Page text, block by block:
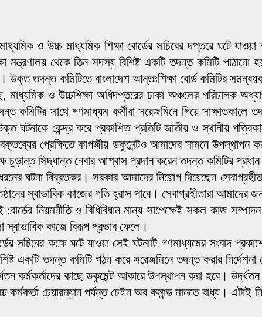
ও উচ্চ মাধ্যমিক শিক্ষা বোর্ডের সচিবের দপ্তরে ঘটে
মন্ত্রণালয় থেকে তিন সদস্য বিশিষ্ট একটি তদন্ত কমিটি
উক্ত তদন্ত কমিটিতে বাংলাদেশ আন্তঃশিক্ষা বোর্ড কমিটির
মাধ্যমিক ও উচ্চশিক্ষা অধিদপ্তরের ঢাকা অঞ্চলের পরিচালক
সাথে গণমাধ্যম কর্মীরা সরেজমিনে গিয়ে সাক্ষাতকালে
ঘটনাকে কেন্দ্র করে প্রকাশিত প্রতিটি জাতীয় ও স্থানীয়
প্রেক্ষিতে কাগজীয় ডকুমেন্টও আমাদের সামনে
চুড়ান্ত সিদ্ধান্ত নেবার আশ্বাস প্রদান করেন তদন্ত কমিটির
ঘটনা বিব্রতকর। সরকার আমাদের নিয়োগ দিয়েছেন
স্বাভাবিক কাজের গতি হ্রাস পাবে। সেবাগ্রহীতারা
নিয়মনীতি ও বিধিবিধান মান্য সাপেক্ষেই সকল কাজ
কাজে বিরূপ প্রভাব ফেলে।
সচিবের কক্ষে ঘটে যাওয়া সেই ঘটনাটি গণমাধ্যমের সংবাদ
একটি তদন্ত কমিটি গঠন করে সরেজমিনে তদন্ত করার
কর্মকর্তাদের কাছে ডকুমেন্ট আকারে উপস্থাপন করা হবে।
কর্মকর্তা চেয়ারম্যান পর্যন্ত চেইন অব কমান্ড মানতে